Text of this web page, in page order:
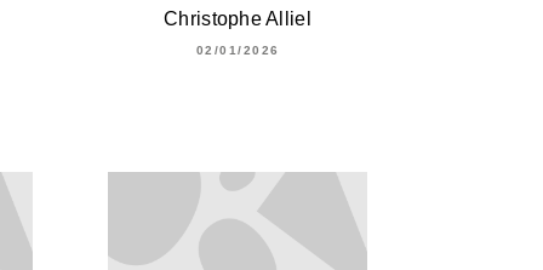
Christophe Alliel
02/01/2026